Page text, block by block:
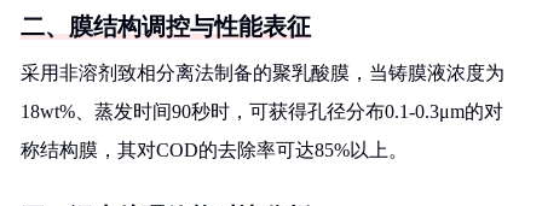
二、膜结构调控与性能表征
采用非溶剂致相分离法制备的聚乳酸膜，当铸膜液浓度为
18wt%、蒸发时间90秒时，可获得孔径分布0.1-0.3μm的对
称结构膜，其对COD的去除率可达85%以上。